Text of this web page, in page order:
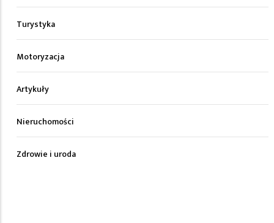
Turystyka
Motoryzacja
Artykuły
Nieruchomości
Zdrowie i uroda